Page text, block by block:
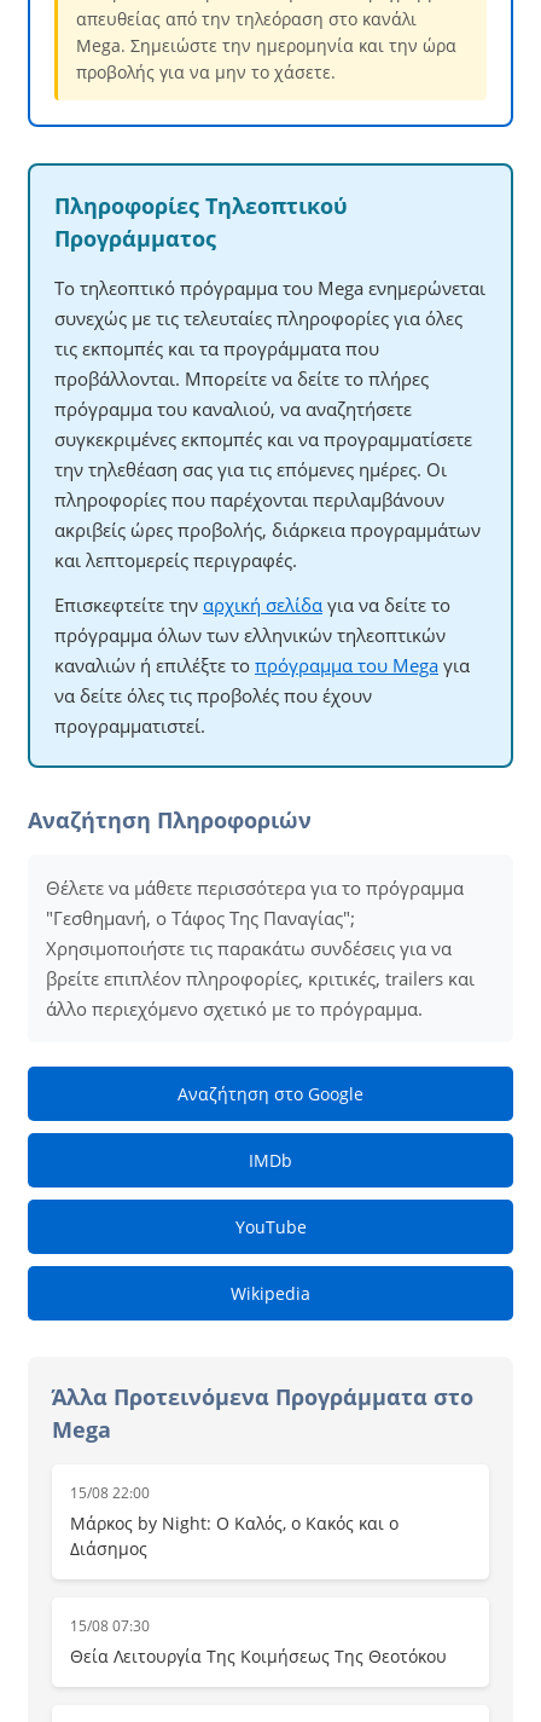
απευθείας από την τηλεόραση στο κανάλι
Mega. Σημειώστε την ημερομηνία και την ώρα
προβολής για να μην το χάσετε.
Πληροφορίες Τηλεοπτικού
Προγράμματος
Το τηλεοπτικό πρόγραμμα του Mega ενημερώνεται
συνεχώς με τις τελευταίες πληροφορίες για όλες
τις εκπομπές και τα προγράμματα που
προβάλλονται. Μπορείτε να δείτε το πλήρες
πρόγραμμα του καναλιού, να αναζητήσετε
συγκεκριμένες εκπομπές και να προγραμματίσετε
την τηλεθέαση σας για τις επόμενες ημέρες. Οι
πληροφορίες που παρέχονται περιλαμβάνουν
ακριβείς ώρες προβολής, διάρκεια προγραμμάτων
και λεπτομερείς περιγραφές.
Επισκεφτείτε την αρχική σελίδα για να δείτε το
πρόγραμμα όλων των ελληνικών τηλεοπτικών
καναλιών ή επιλέξτε το πρόγραμμα του Mega για
να δείτε όλες τις προβολές που έχουν
προγραμματιστεί.
Αναζήτηση Πληροφοριών
Θέλετε να μάθετε περισσότερα για το πρόγραμμα
"Γεσθημανή, ο Τάφος Της Παναγίας";
Χρησιμοποιήστε τις παρακάτω συνδέσεις για να
βρείτε επιπλέον πληροφορίες, κριτικές, trailers και
άλλο περιεχόμενο σχετικό με το πρόγραμμα.
Αναζήτηση στο Google
IMDb
YouTube
Wikipedia
Άλλα Προτεινόμενα Προγράμματα στο
Mega
15/08 22:00
Μάρκος by Night: Ο Καλός, ο Κακός και ο
Διάσημος
15/08 07:30
Θεία Λειτουργία Της Κοιμήσεως Της Θεοτόκου